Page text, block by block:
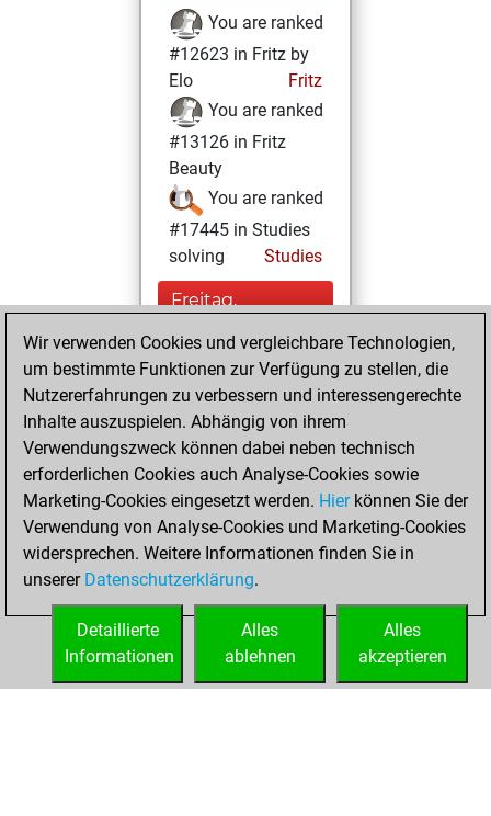
You are ranked
#12623 in Fritz by
Elo
Fritz
You are ranked
#13126 in Fritz
Beauty
You are ranked
#17445 in Studies
solving
Studies
Freitag,
You achieved a
BeautyScore of 13
Fritz
achieved a new Elo
of 1591
You created
your Fritz account
You created
your Studies account
Studies
Wir verwenden Cookies und vergleichbare Technologien,
um bestimmte Funktionen zur Verfügung zu stellen, die
Nutzererfahrungen zu verbessern und interessengerechte
Inhalte auszuspielen. Abhängig von ihrem
Verwendungszweck können dabei neben technisch
erforderlichen Cookies auch Analyse-Cookies sowie
Marketing-Cookies eingesetzt werden. Hierkönnen Sie der
Verwendung von Analyse-Cookies und Marketing-Cookies
widersprechen. Weitere Informationen finden Sie in
unserer Datenschutzerklärung.
Alles
akzeptieren
Alles
ablehnen
Detaillierte
Informationen